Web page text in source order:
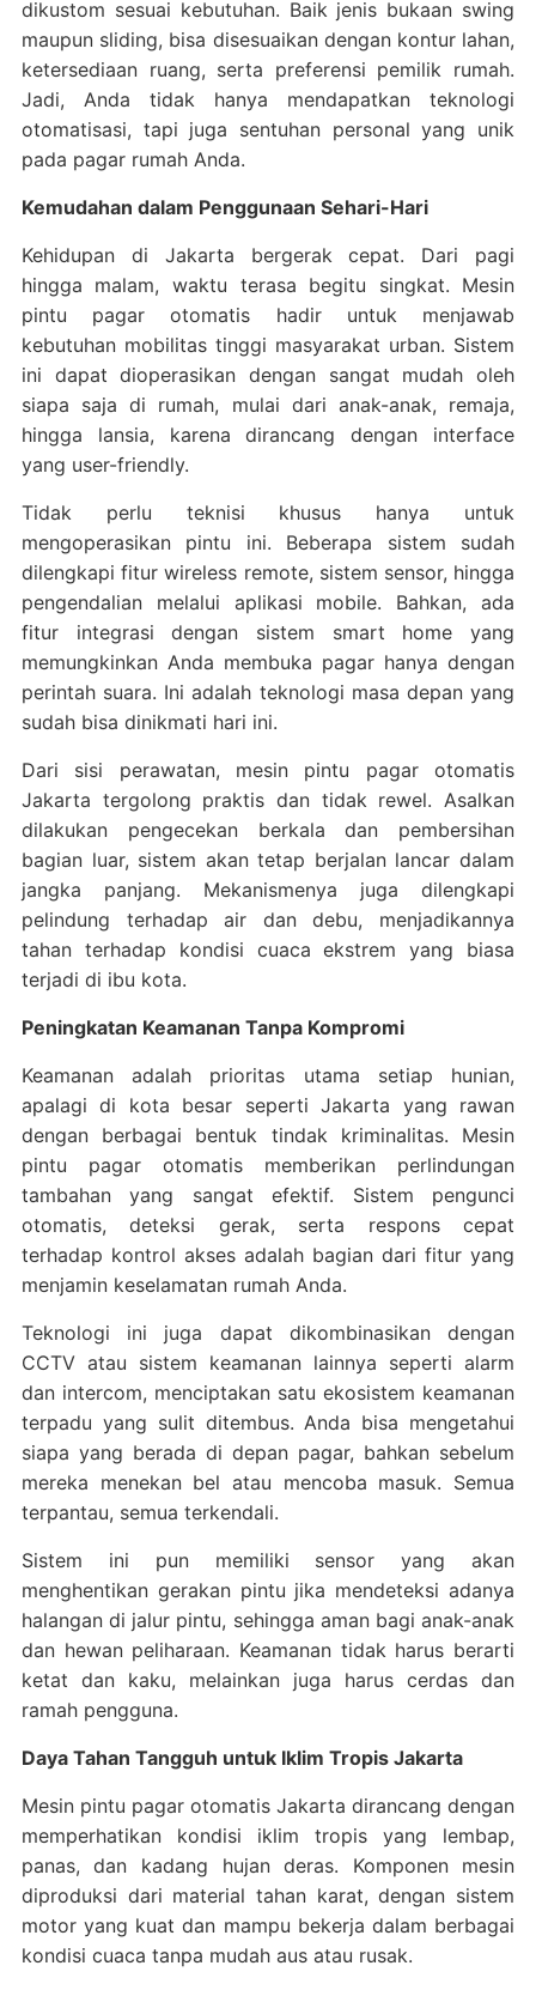
dikustom sesuai kebutuhan. Baik jenis bukaan swing
maupun sliding, bisa disesuaikan dengan kontur lahan,
ketersediaan ruang, serta preferensi pemilik rumah.
Jadi, Anda tidak hanya mendapatkan teknologi
otomatisasi, tapi juga sentuhan personal yang unik
pada pagar rumah Anda.
Kemudahan dalam Penggunaan Sehari-Hari
Kehidupan di Jakarta bergerak cepat. Dari pagi
hingga malam, waktu terasa begitu singkat. Mesin
pintu pagar otomatis hadir untuk menjawab
kebutuhan mobilitas tinggi masyarakat urban. Sistem
ini dapat dioperasikan dengan sangat mudah oleh
siapa saja di rumah, mulai dari anak-anak, remaja,
hingga lansia, karena dirancang dengan interface
yang user-friendly.
Tidak perlu teknisi khusus hanya untuk
mengoperasikan pintu ini. Beberapa sistem sudah
dilengkapi fitur wireless remote, sistem sensor, hingga
pengendalian melalui aplikasi mobile. Bahkan, ada
fitur integrasi dengan sistem smart home yang
memungkinkan Anda membuka pagar hanya dengan
perintah suara. Ini adalah teknologi masa depan yang
sudah bisa dinikmati hari ini.
Dari sisi perawatan, mesin pintu pagar otomatis
Jakarta tergolong praktis dan tidak rewel. Asalkan
dilakukan pengecekan berkala dan pembersihan
bagian luar, sistem akan tetap berjalan lancar dalam
jangka panjang. Mekanismenya juga dilengkapi
pelindung terhadap air dan debu, menjadikannya
tahan terhadap kondisi cuaca ekstrem yang biasa
terjadi di ibu kota.
Peningkatan Keamanan Tanpa Kompromi
Keamanan adalah prioritas utama setiap hunian,
apalagi di kota besar seperti Jakarta yang rawan
dengan berbagai bentuk tindak kriminalitas. Mesin
pintu pagar otomatis memberikan perlindungan
tambahan yang sangat efektif. Sistem pengunci
otomatis, deteksi gerak, serta respons cepat
terhadap kontrol akses adalah bagian dari fitur yang
menjamin keselamatan rumah Anda.
Teknologi ini juga dapat dikombinasikan dengan
CCTV atau sistem keamanan lainnya seperti alarm
dan intercom, menciptakan satu ekosistem keamanan
terpadu yang sulit ditembus. Anda bisa mengetahui
siapa yang berada di depan pagar, bahkan sebelum
mereka menekan bel atau mencoba masuk. Semua
terpantau, semua terkendali.
Sistem ini pun memiliki sensor yang akan
menghentikan gerakan pintu jika mendeteksi adanya
halangan di jalur pintu, sehingga aman bagi anak-anak
dan hewan peliharaan. Keamanan tidak harus berarti
ketat dan kaku, melainkan juga harus cerdas dan
ramah pengguna.
Daya Tahan Tangguh untuk Iklim Tropis Jakarta
Mesin pintu pagar otomatis Jakarta dirancang dengan
memperhatikan kondisi iklim tropis yang lembap,
panas, dan kadang hujan deras. Komponen mesin
diproduksi dari material tahan karat, dengan sistem
motor yang kuat dan mampu bekerja dalam berbagai
kondisi cuaca tanpa mudah aus atau rusak.